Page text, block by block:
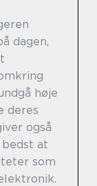
dagen,
høje
deres
også
at
som